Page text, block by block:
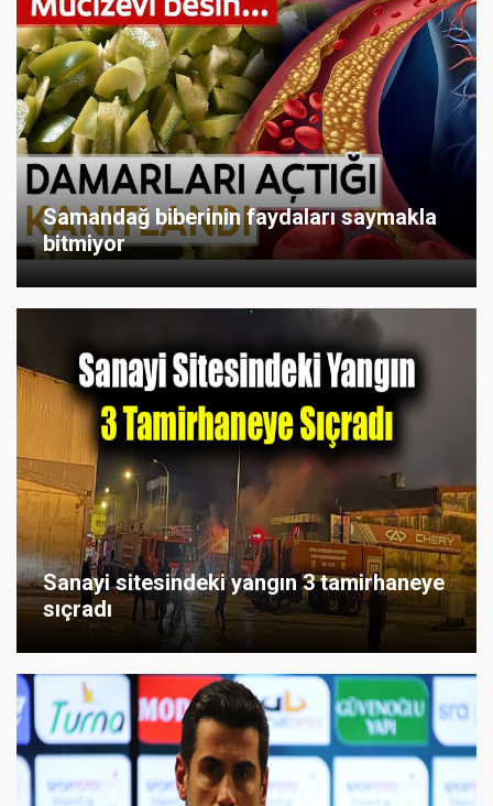
Samandağ biberinin faydaları saymakla
bitmiyor
Sanayi sitesindeki yangın 3 tamirhaneye
sıçradı